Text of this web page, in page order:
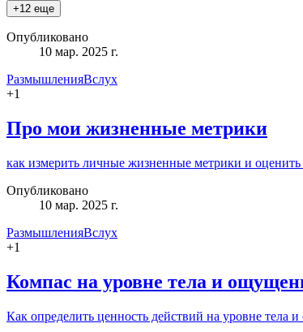
+12 еще
Опубликовано
10 мар. 2025 г.
РазмышленияВслух
+1
Про мои жизненные метрики
как измерить личные жизненные метрики и
Опубликовано
10 мар. 2025 г.
РазмышленияВслух
+1
Компас на уровне тела и
Как определить ценность действий на уровне тела